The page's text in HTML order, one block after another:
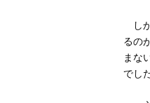
し
るの
まな
でし